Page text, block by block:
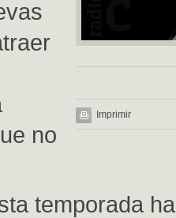
Imprimir
no
temporada